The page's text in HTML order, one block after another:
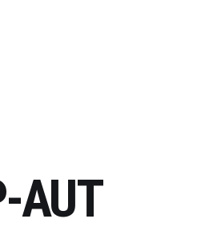
AUT